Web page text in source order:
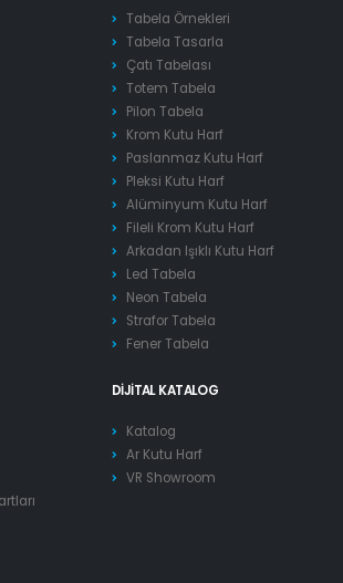
Tabela Örnekleri
Tabela Tasarla
Çatı Tabelası
Totem Tabela
Pilon Tabela
Krom Kutu Harf
Paslanmaz Kutu Harf
Pleksi Kutu Harf
Alüminyum Kutu Harf
Fileli Krom Kutu Harf
Arkadan Işıklı Kutu Harf
Led Tabela
Neon Tabela
Strafor Tabela
Fener Tabela
DIJITAL KATALOG
Katalog
Ar Kutu Harf
VR Showroom